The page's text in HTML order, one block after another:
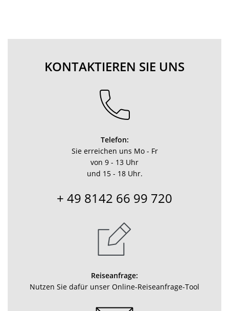
KONTAKTIEREN SIE UNS
Telefon:
Sie erreichen uns Mo - Fr
von 9 - 13 Uhr
und 15 - 18 Uhr.
+ 49 8142 66 99 720
Reiseanfrage:
Nutzen Sie dafür unser Online-Reiseanfrage-Tool